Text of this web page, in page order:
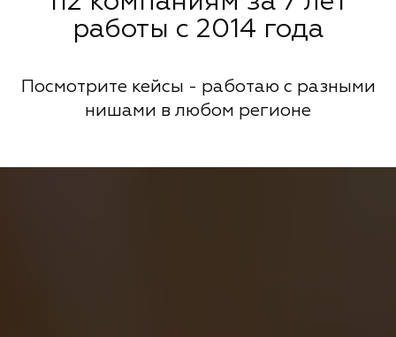
работы с 2014 года
Посмотрите кейсы - работаю с разными
нишами в любом регионе